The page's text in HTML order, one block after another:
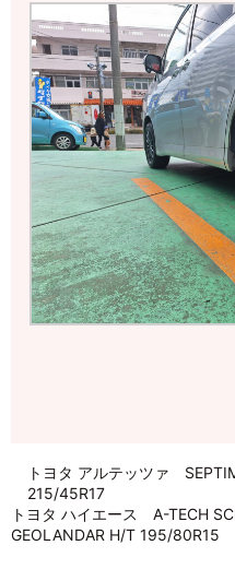
トヨタ アルテッツァ
215/45R17
トヨタ ハイエース A-TECH
GEOLANDAR H/T 195/80R15